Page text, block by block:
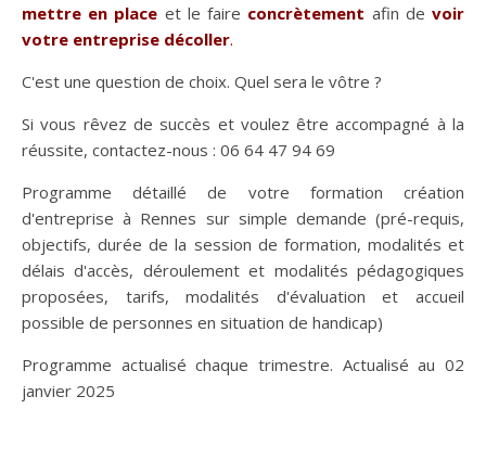
mettre en place et le faire concrètement afin devoir
votre entreprise décoller.
C'est une question de choix. Quel sera le vôtre ?
Si vous rêvez de succès et voulez être accompagné à la
réussite, contactez-nous : 06 64 47 94 69
Programme détaillé de votre formation création
d'entreprise à Rennes sur simple demande (pré-requis,
objectifs, durée de la session de formation, modalités et
délais d'accès, déroulement et modalités pédagogiques
proposées, tarifs, modalités d'évaluation et accueil
possible de personnes en situation de handicap)
Programme actualisé chaque trimestre. Actualisé au 02
janvier 2025